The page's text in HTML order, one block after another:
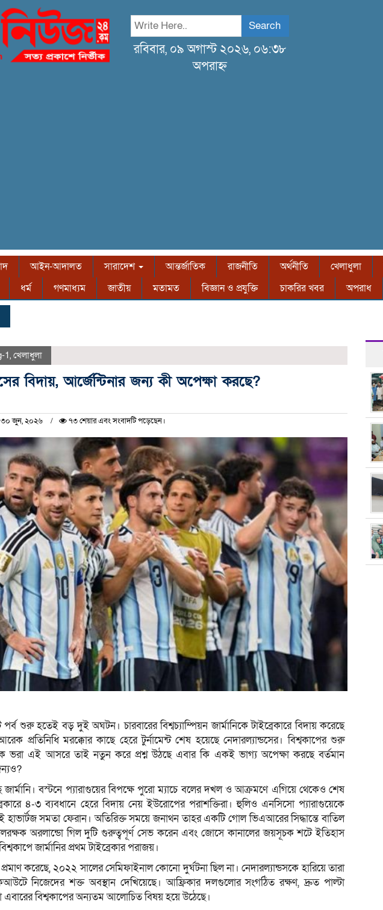
Search
রবিবার, ০৯ অগাস্ট ২০২৬, ০৬:৩৮
অপরাহ্ন
আইন-আদালত সারাদেশ আন্তর্জাতিক রাজনীতি অর্থনীতি খেলাধুলা
ধর্ম গণমাধ্যম জাতীয় মতামত বিজ্ঞান ও প্রযুক্তি চাকরির খবর অপরাধ
1, খেলাধুলা
বিদায়, আর্জেন্টিনার জন্য কী অপেক্ষা করছে?
৩০ জুন, ২০২৬ ৭৩ শেয়ার এবং সংবাদটি পড়েছেন।
শুরু হতেই বড় দুই অঘটন। চারবারের বিশ্বচ্যাম্পিয়ন জার্মানিকে টাইব্রেকারে বিদায় করেছে
প্রতিনিধি মরক্কোর কাছে হেরে টুর্নামেন্ট শেষ হয়েছে নেদারল্যান্ডসের। বিশ্বকাপের শুরু
ভরা এই আসরে তাই নতুন করে প্রশ্ন উঠছে এবার কি একই ভাগ্য অপেক্ষা করছে বর্তমান
জার্মানি। বস্টনে প্যারাগুয়ের বিপক্ষে পুরো ম্যাচে বলের দখল ও আক্রমণে এগিয়ে থেকেও শেষ
৪-৩ ব্যবধানে হেরে বিদায় নেয় ইউরোপের পরাশক্তিরা। হুলিও এনসিসো প্যারাগুয়েকে
হাভার্টজ সমতা ফেরান। অতিরিক্ত সময়ে জনাথন তাহর একটি গোল ভিএআরের সিদ্ধান্তে বাতিল
অরলান্ডো গিল দুটি গুরুত্বপূর্ণ সেভ করেন এবং জোসে কানালের জয়সূচক শটে ইতিহাস
জার্মানির প্রথম টাইব্রেকার পরাজয়।
করেছে, ২০২২ সালের সেমিফাইনাল কোনো দুর্ঘটনা ছিল না। নেদারল্যান্ডসকে হারিয়ে তারা
নিজেদের শক্ত অবস্থান দেখিয়েছে। আফ্রিকার দলগুলোর সংগঠিত রক্ষণ, দ্রুত পাল্টা
বিশ্বকাপের অন্যতম আলোচিত বিষয় হয়ে উঠেছে।